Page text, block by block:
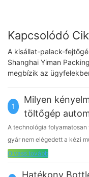
Kapcsolódó
A kisállat-palack-
Shanghai Yiman
megbízik az
1
Milyen
töltőgép
A technológia
gyár nem elégedett a kézi
elmúlt években azonban
Olvass tovább
Hatékony